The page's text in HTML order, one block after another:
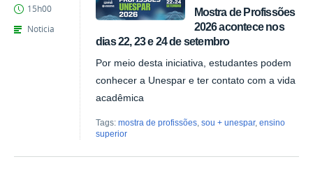
Mostra de Profissões
2026 acontece nos
dias 22, 23 e 24 de setembro
Por meio desta iniciativa, estudantes podem
conhecer a Unespar e ter contato com a vida
acadêmica
Tags:mostra de profissões ,sou + unespar,ensino
superior
Santos
Daum
15h00
Noticia